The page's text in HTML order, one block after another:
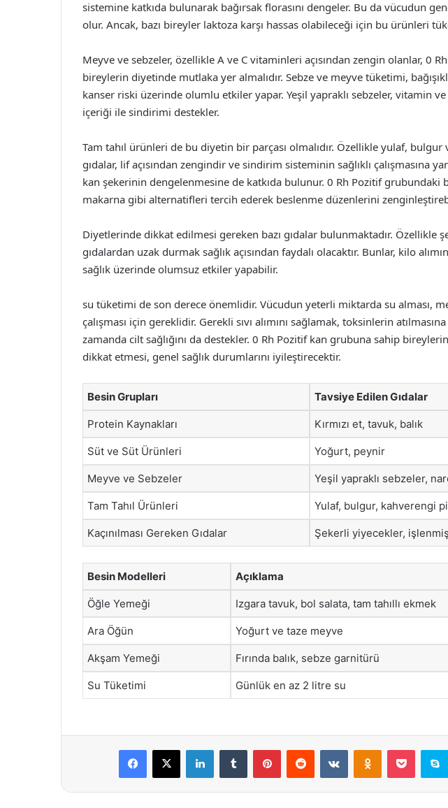
sistemine katkıda bulunarak bağırsak florasını dengeler. Bu da vücudun
olur. Ancak, bazı bireyler laktoza karşı hassas olabileceği için bu ürünleri
Meyve ve sebzeler, özellikle A ve C vitaminleri açısından zengin olanlar, 0
bireylerin diyetinde mutlaka yer almalıdır. Sebze ve meyve tüketimi,
kanser riski üzerinde olumlu etkiler yapar. Yeşil yapraklı sebzeler, vitamin
içeriği ile sindirimi destekler.
Tam tahıl ürünleri de bu diyetin bir parçası olmalıdır. Özellikle yulaf,
gıdalar, lif açısından zengindir ve sindirim sisteminin sağlıklı çalışmasına
kan şekerinin dengelenmesine de katkıda bulunur. 0 Rh Pozitif grubundaki
makarna gibi alternatifleri tercih ederek beslenme düzenlerini
Diyetlerinde dikkat edilmesi gereken bazı gıdalar bulunmaktadır. Özellikle
gıdalardan uzak durmak sağlık açısından faydalı olacaktır. Bunlar, kilo
sağlık üzerinde olumsuz etkiler yapabilir.
su tüketimi de son derece önemlidir. Vücudun yeterli miktarda su alması,
çalışması için gereklidir. Gerekli sıvı alımını sağlamak, toksinlerin
zamanda cilt sağlığını da destekler. 0 Rh Pozitif kan grubuna sahip
dikkat etmesi, genel sağlık durumlarını iyileştirecektir.
Besin Grupları Tavsiye Edilen Gıdalar
Protein Kaynakları Kırmızı et, tavuk, balık
Süt ve Süt Ürünleri Yoğurt, peynir
Meyve ve Sebzeler Yeşil yapraklı sebzeler,
Tam Tahıl Ürünleri Yulaf, bulgur, kahverengi
Kaçınılması Gereken Gıdalar Şekerli yiyecekler,
Besin Modelleri Açıklama
Öğle Yemeği Izgara tavuk, bol salata, tam tahıllı ekmek
Ara Öğün Yoğurt ve taze meyve
Akşam Yemeği Fırında balık, sebze garnitürü
Su Tüketimi Günlük en az 2 litre su
Facebook
X LinkedInTumblr PinterestReddit VKontakteOdnoklassniki
Pocket